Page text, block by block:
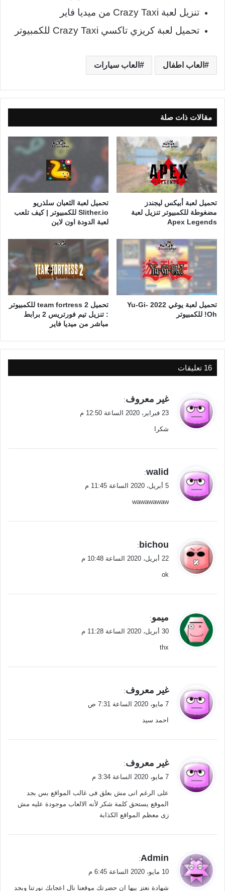
تنزيل لعبة Crazy Taxi من ميديا فاير
تحميل لعبة كريزي تاكسي Crazy Taxi للكمبيوتر
العاب اطفال العاب سيارات
مقالات ذات صلة
تحميل لعبة أبيكس ليجندز
مضغوطة للكمبيوتر تنزيل لعبة
Apex Legends
تحميل لعبة الثعبان سلذريو
Slither.io للكمبيوتر | كيف تلعب
لعبة الدودة اون لاين
تحميل لعبة يوغي 2022 Yu-Gi-
Oh! للكمبيوتر
تحميل team fortress 2 للكمبيوتر
: تنزيل تيم فورتريس 2 برابط
مباشر من ميديا فاير
‫16 تعليقات
ي
ق
ل
غير معروف:
23 فبراير، 2020 الساعة 12:50 م
شكرا
ي
ق
ل
walid
:
5 أبريل، 2020 الساعة 11:45 م
wawawawaw
ي
ق
ل
bichou
:
22 أبريل، 2020 الساعة 10:48 م
ok
ق
ل
ميمو:
30 أبريل، 2020 الساعة 11:28 م
thx
ي
ق
ل
غير معروف:
7 مايو، 2020 الساعة 7:31 ص
احمد سيد
ي
ق
ل
غير معروف:
7 مايو، 2020 الساعة 3:34 م
على الرغم انى مش بعلق فى غالب المواقع بس بجد
الموقع يستحق كلمة شكر لأنه الالعاب موجودة عليه مش
زى معظم المواقع الكذابة
ي
ق
Admin
:
10 مايو، 2020 الساعة 6:45 م
شهادة نعتز بيها ان حضرتك موقعنا نال اعجابك نورتنا وبجد